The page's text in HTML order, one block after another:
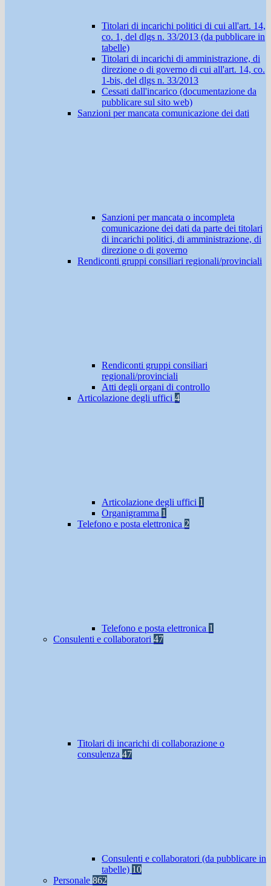
Titolari di incarichi politici di cui all'art. 14,
co. 1, del dlgs n. 33/2013 (da pubblicare in
tabelle)
Titolari di incarichi di amministrazione, di
direzione o di governo di cui all'art. 14, co.
1-bis, del dlgs n. 33/2013
Cessati dall'incarico (documentazione da
pubblicare sul sito web)
Sanzioni per mancata comunicazione dei dati
Sanzioni per mancata o incompleta
comunicazione dei dati da parte dei titolari
di incarichi politici, di amministrazione, di
direzione o di governo
Rendiconti gruppi consiliari regionali/provinciali
Rendiconti gruppi consiliari
regionali/provinciali
Atti degli organi di controllo
Articolazione degli uffici 4
Articolazione degli uffici 1
Organigramma 1
Telefono e posta elettronica 2
Telefono e posta elettronica 1
Consulenti e collaboratori 47
Titolari di incarichi di collaborazione o
consulenza 47
Consulenti e collaboratori (da pubblicare in
tabelle) 10
Personale 862